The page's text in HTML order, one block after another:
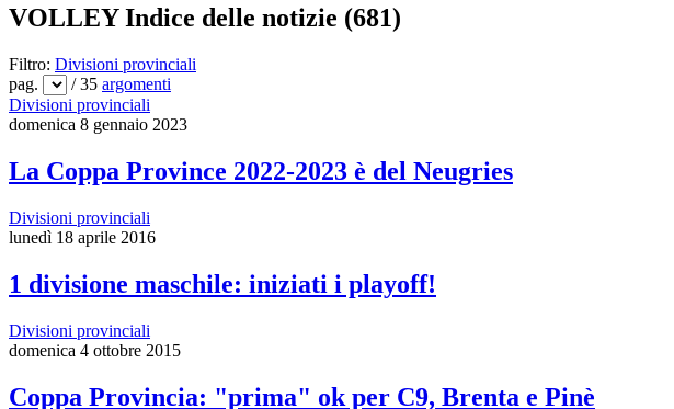
VOLLEYIndice delle notizie (681)
Filtro: Divisioni provinciali
pag.
/ 35 argomenti
Divisioni provinciali
domenica 8 gennaio 2023
La Coppa Province 2022-2023 è del Neugries
Divisioni provinciali
lunedì 18 aprile 2016
1 divisione maschile: iniziati i playoff!
Divisioni provinciali
domenica 4 ottobre 2015
Coppa Provincia: "prima" ok per C9, Brenta e Pinè